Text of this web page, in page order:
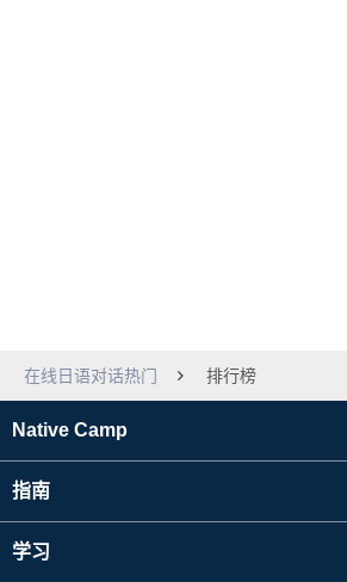
在线日语对话热门 排行榜
Native Camp
指南
学习